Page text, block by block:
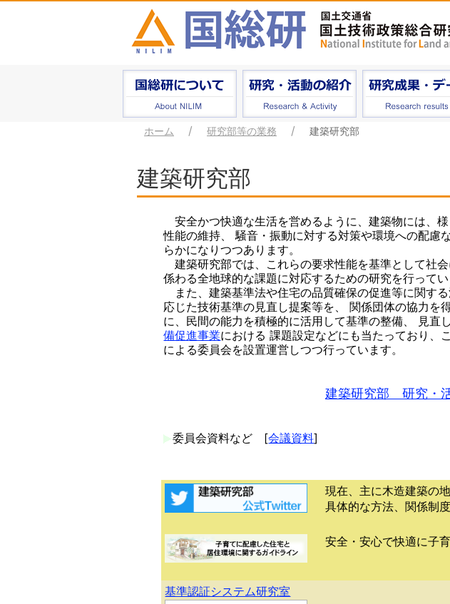
ホーム 研究部等の業務 建築研究部
建築研究部
安全かつ快適な生活を営めるように、建築物には、
性能の維持、 騒音・振動に対する対策や環境への配慮
らかになりつつあります。
建築研究部では、これらの要求性能を基準として社
係わる全地球的な課題に対応するための研究を行ってい
また、建築基準法や住宅の品質確保の促進等に関す
応じた技術基準の見直し提案等を、 関係団体の協力を
に、民間の能力を積極的に活用して基準の整備、 見
備促進事業における 課題設定などにも当たっており、
による委員会を設置運営しつつ行っています。
建築研究部 研究・
委員会資料など [会議資料]
現在、主に木造建築の
具体的な方法、関係制
安全・安心で快適に子
基準認証システム研究室